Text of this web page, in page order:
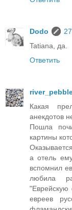
Dodo
Tatiana, да.
Ответить
Какая
анекдотов
Пошла
картины
а отель
вспомнил
любила
"Еврейскую
евреев